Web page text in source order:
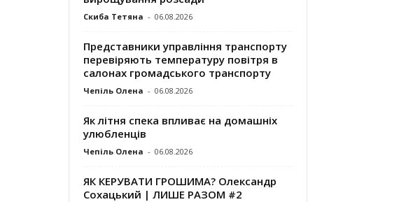
Скиба Тетяна - 06.08.2026
Представники управління транспорту
перевіряють температуру повітря в
салонах громадського транспорту
Чепіль Олена - 06.08.2026
Як літня спека впливає на домашніх
улюбленців
Чепіль Олена - 06.08.2026
ЯК КЕРУВАТИ ГРОШИМА? Олександр
Сохацький | ЛИШЕ РАЗОМ #2